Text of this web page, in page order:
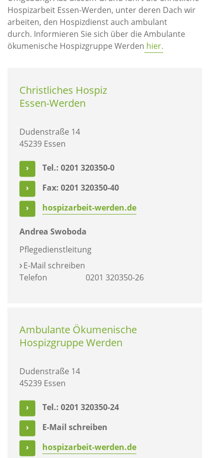
Hospizarbeit Essen-Werden, unter deren Dach wir
arbeiten, den Hospizdienst auch ambulant
durch. Informieren Sie sich über die Ambulante
ökumenische Hospizgruppe Werden hier.
Christliches Hospiz
Essen-Werden
Dudenstraße 14
45239 Essen
Tel.: 0201 320350-0
Fax: 0201 320350-40
hospizarbeit-werden.de
Andrea Swoboda
Pflegedienstleitung
E-Mail schreiben
Telefon
0201 320350-26
Ambulante Ökumenische
Hospizgruppe Werden
Dudenstraße 14
45239 Essen
Tel.: 0201 320350-24
E-Mail schreiben
hospizarbeit-werden.de